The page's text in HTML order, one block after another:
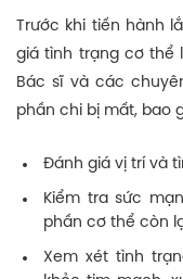
Trước khi tiến hành
giá tình trạng cơ thể
Bác sĩ và các
phần chi bị mất, bao
Đánh giá vị trí và
Kiểm tra sức
phần cơ thể còn
Xem xét tình